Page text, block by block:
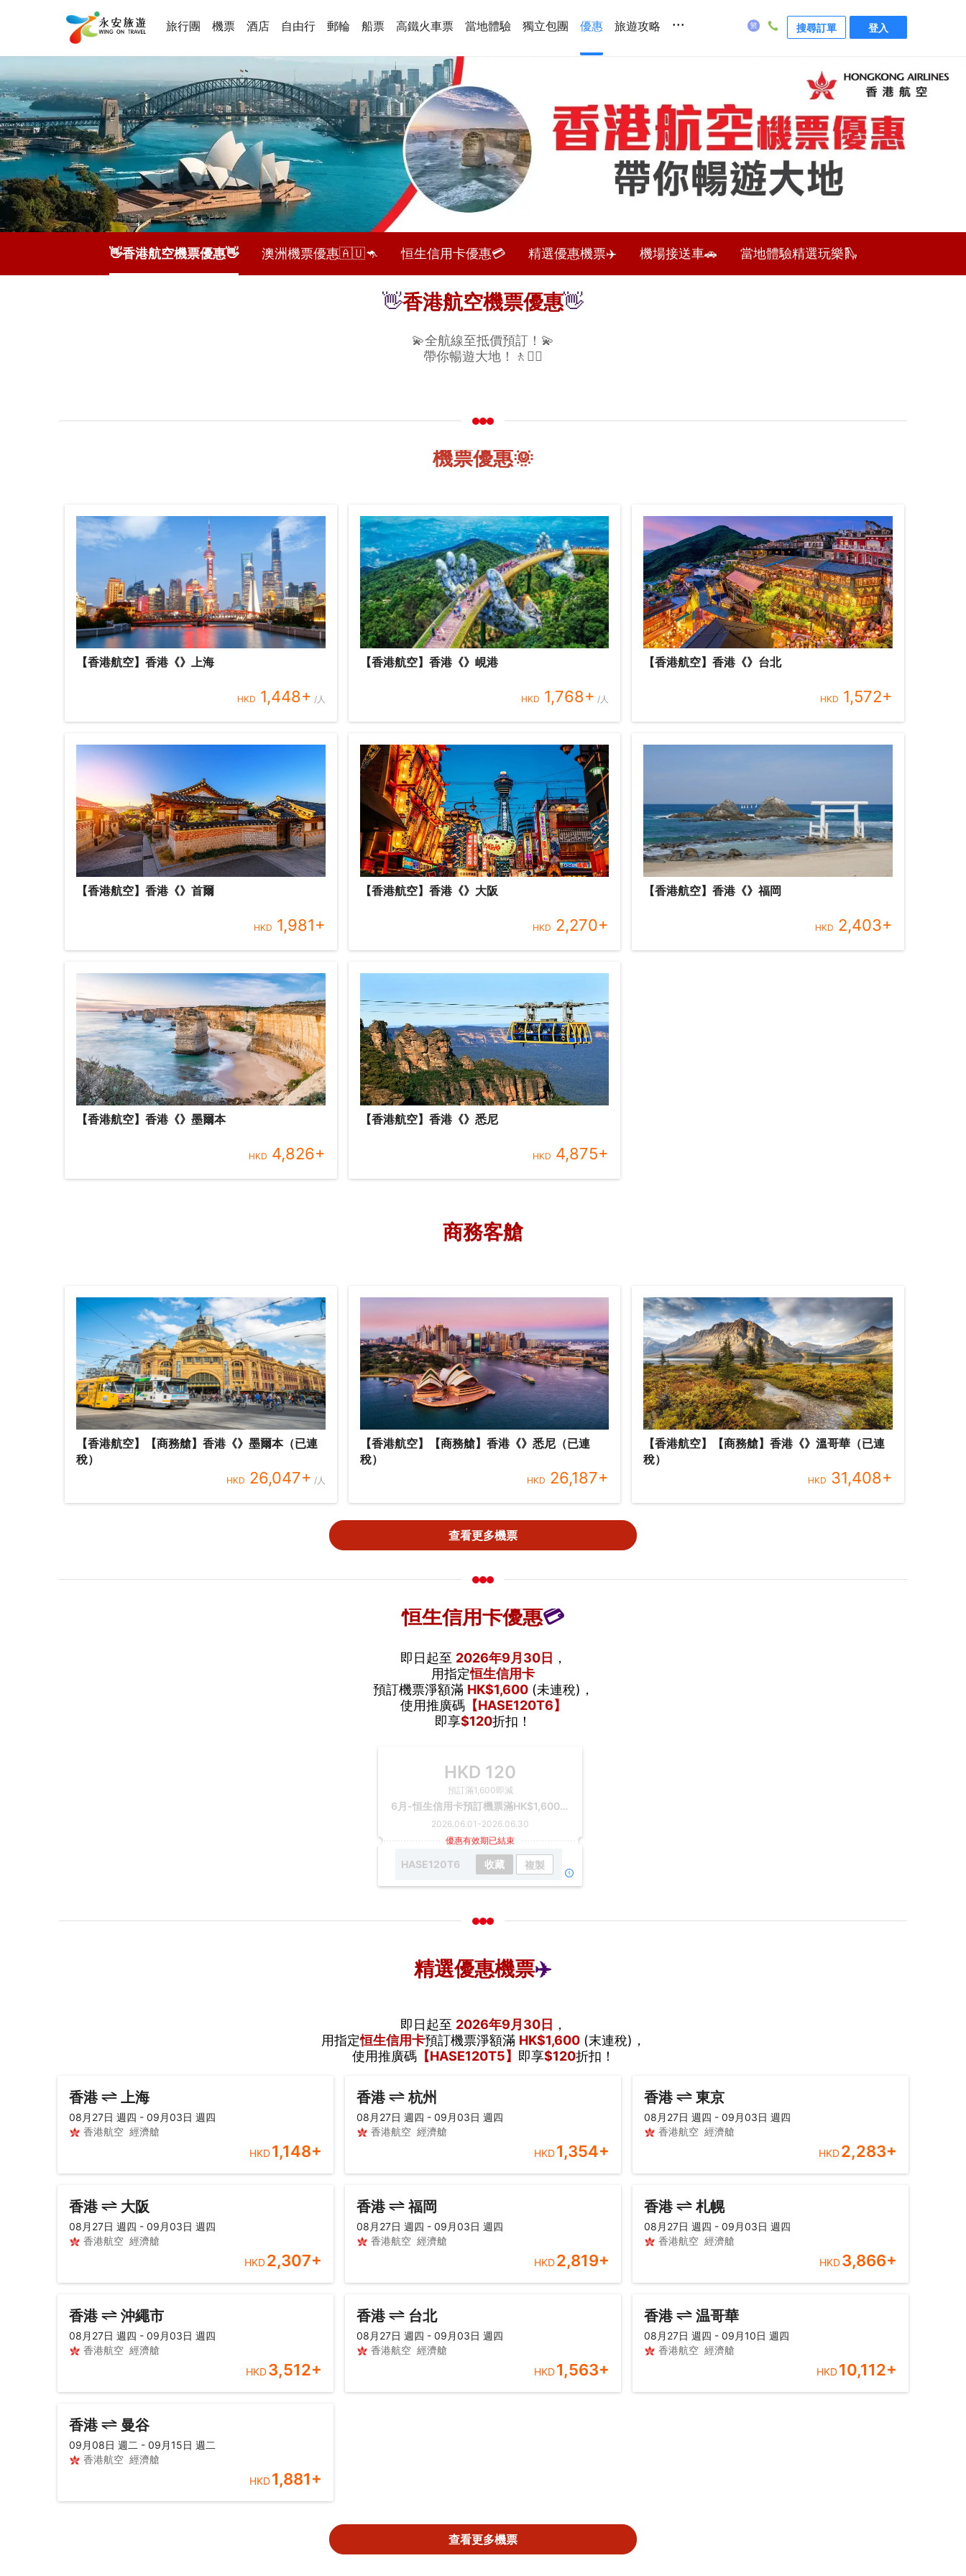
旅行團 機票 酒店 自由行 郵輪 船票 高鐵火車票 當地體驗 獨立包團 優惠 旅遊攻略 ... 搜尋訂單 登入
👋香港航空機票優惠👋 澳洲機票優惠🇦🇺🦘 恒生信用卡優惠💳 精選優惠機票✈️ 機場接送車🚗 當地體驗精選玩樂🛝
👋香港航空機票優惠👋
💫全航線至抵價預訂！💫
帶你暢遊大地！🚶🚶‍♀️
機票優惠🌞
【香港航空】香港《》上海
HKD 1,448+ /人
【香港航空】香港《》峴港
HKD 1,768+ /人
【香港航空】香港《》台北
HKD 1,572+
【香港航空】香港《》首爾
HKD 1,981+
【香港航空】香港《》大阪
HKD 2,270+
【香港航空】香港《》福岡
HKD 2,403+
【香港航空】香港《》墨爾本
HKD 4,826+
【香港航空】香港《》悉尼
HKD 4,875+
商務客艙
【香港航空】【商務艙】香港《》墨爾本（已連
稅）
HKD 26,047+ /人
【香港航空】【商務艙】香港《》悉尼（已連
稅）
HKD 26,187+
【香港航空】【商務艙】香港《》溫哥華（已連
稅）
HKD 31,408+
查看更多機票
恒生信用卡優惠💳
即日起至 2026年9月30日 ，
用指定恒生信用卡
預訂機票淨額滿 HK$1,600(未連稅)，
使用推廣碼【HASE120T6】
即享$120折扣！
HKD 120
預訂滿1,600即減
6月-恒生信用卡預訂機票滿HK$1,600(未連稅)即減HK$120
2026.06.01 -2026.06.30
優惠有效期已結束
HASE120T6 收藏 複製
精選優惠機票✈️
即日起至 2026年9月30日 ，
用指定恒生信用卡預訂機票淨額滿 HK$1,600(末連稅)，
使用推廣碼【HASE120T5】 即享$120折扣！
香港 上海
08月27日 週四 - 09月03日 週四
香港航空 經濟艙
HKD1,148+
香港 杭州
08月27日 週四 - 09月03日 週四
香港航空 經濟艙
HKD1,354+
香港 東京
08月27日 週四 - 09月03日 週四
香港航空 經濟艙
HKD2,283+
香港 大阪
08月27日 週四 - 09月03日 週四
香港航空 經濟艙
HKD2,307+
香港 福岡
08月27日 週四 - 09月03日 週四
香港航空 經濟艙
HKD2,819+
香港 札幌
08月27日 週四 - 09月03日 週四
香港航空 經濟艙
HKD3,866+
香港 沖繩市
08月27日 週四 - 09月03日 週四
香港航空 經濟艙
HKD3,512+
香港 台北
08月27日 週四 - 09月03日 週四
香港航空 經濟艙
HKD1,563+
香港 温哥華
08月27日 週四 - 09月10日 週四
香港航空 經濟艙
HKD10,112+
香港 曼谷
09月08日 週二 - 09月15日 週二
香港航空 經濟艙
HKD1,881+
查看更多機票